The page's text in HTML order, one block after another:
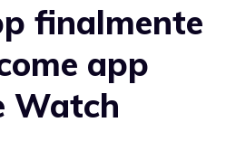
finalmente
app
Watch